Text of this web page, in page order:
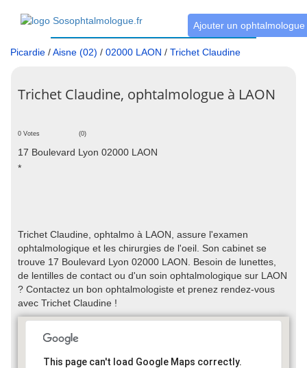
Ajouter un ophtalmologue
Picardie /Aisne (02) / 02000 LAON / Trichet Claudine
Trichet Claudine, ophtalmologue à LAON
0 Votes (0)
17 Boulevard Lyon 02000 LAON
*
Trichet Claudine, ophtalmo à LAON, assure l'examen
ophtalmologique et les chirurgies de l'oeil. Son cabinet se
trouve 17 Boulevard Lyon 02000 LAON. Besoin de lunettes,
de lentilles de contact ou d'un soin ophtalmologique sur LAON
? Contactez un bon ophtalmologiste et prenez rendez-vous
avec Trichet Claudine !
This page can't load Google Maps correctly.